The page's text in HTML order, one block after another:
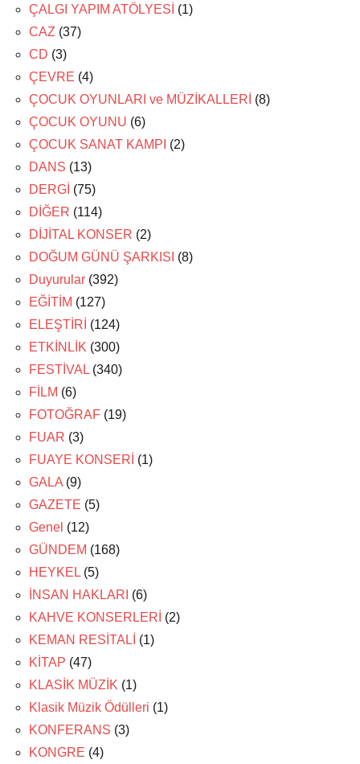
ÇALGI YAPIM ATÖLYESİ (1)
CAZ (37)
CD (3)
ÇEVRE (4)
ÇOCUK OYUNLARI ve MÜZİKALLERİ (8)
ÇOCUK OYUNU (6)
ÇOCUK SANAT KAMPI (2)
DANS (13)
DERGİ (75)
DİĞER (114)
DİJİTAL KONSER (2)
DOĞUM GÜNÜ ŞARKISI (8)
Duyurular (392)
EĞİTİM (127)
ELEŞTİRİ (124)
ETKİNLİK (300)
FESTİVAL(340)
FİLM (6)
FOTOĞRAF (19)
FUAR (3)
FUAYE KONSERİ (1)
GALA(9)
GAZETE (5)
Genel (12)
GÜNDEM (168)
HEYKEL(5)
İNSAN HAKLARI (6)
KAHVE KONSERLERİ (2)
KEMAN RESİTALİ (1)
KİTAP (47)
KLASİK MÜZİK (1)
Klasik Müzik Ödülleri (1)
KONFERANS (3)
KONGRE (4)